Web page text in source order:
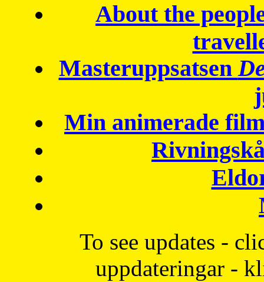
About the
Masteruppsatsen
Min animerade
To see updates -
uppdateringar -